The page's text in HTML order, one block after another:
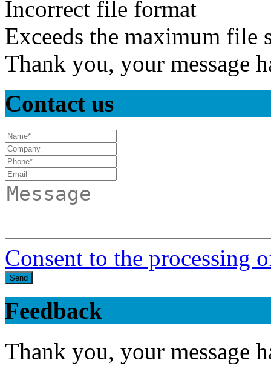
Incorrect file format
Exceeds the maximum file
Thank you, your message
Contact us
Consent to the processing
Send
Feedback
Thank you, your message